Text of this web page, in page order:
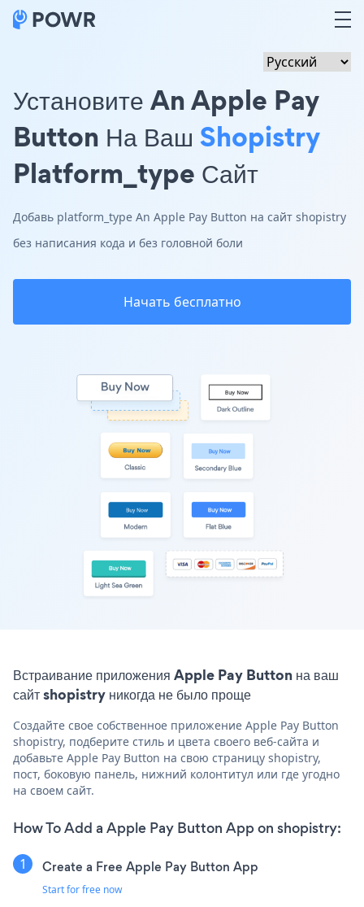
Установите An Apple Pay
Button На Ваш Shopistry
Platform_type Сайт
Добавь platform_type An Apple Pay Button на сайт shopistry
без написания кода и без головной боли
Начать бесплатно
Встраивание приложения Apple Pay Button на ваш
сайт shopistry никогда не было проще
Создайте свое собственное приложение Apple Pay Button
shopistry, подберите стиль и цвета своего веб-сайта и
добавьте Apple Pay Button на свою страницу shopistry,
пост, боковую панель, нижний колонтитул или где угодно
на своем сайт.
How To Add a Apple Pay Button App on shopistry:
Create a Free Apple Pay Button App
Start for free now